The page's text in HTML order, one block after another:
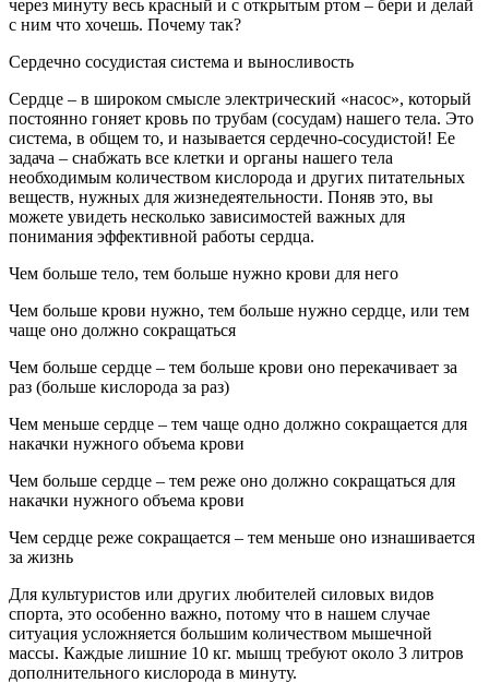
через минуту весь красный и с открытым ртом – бери и делай
с ним что хочешь. Почему так?
Сердечно сосудистая система и выносливость
Сердце – в широком смысле электрический «насос», который
постоянно гоняет кровь по трубам (сосудам) нашего тела. Это
система, в общем то, и называется сердечно-сосудистой! Ее
задача – снабжать все клетки и органы нашего тела
необходимым количеством кислорода и других питательных
веществ, нужных для жизнедеятельности. Поняв это, вы
можете увидеть несколько зависимостей важных для
понимания эффективной работы сердца.
Чем больше тело, тем больше нужно крови для него
Чем больше крови нужно, тем больше нужно сердце, или тем
чаще оно должно сокращаться
Чем больше сердце – тем больше крови оно перекачивает за
раз (больше кислорода за раз)
Чем меньше сердце – тем чаще одно должно сокращается для
накачки нужного объема крови
Чем больше сердце – тем реже оно должно сокращаться для
накачки нужного объема крови
Чем сердце реже сокращается – тем меньше оно изнашивается
за жизнь
Для культуристов или других любителей силовых видов
спорта, это особенно важно, потому что в нашем случае
ситуация усложняется большим количеством мышечной
массы. Каждые лишние 10 кг. мышц требуют около 3 литров
дополнительного кислорода в минуту.